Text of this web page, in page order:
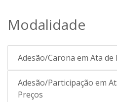
Modalidade
Adesão/Carona em Ata de
Adesão/Participação em
Preços